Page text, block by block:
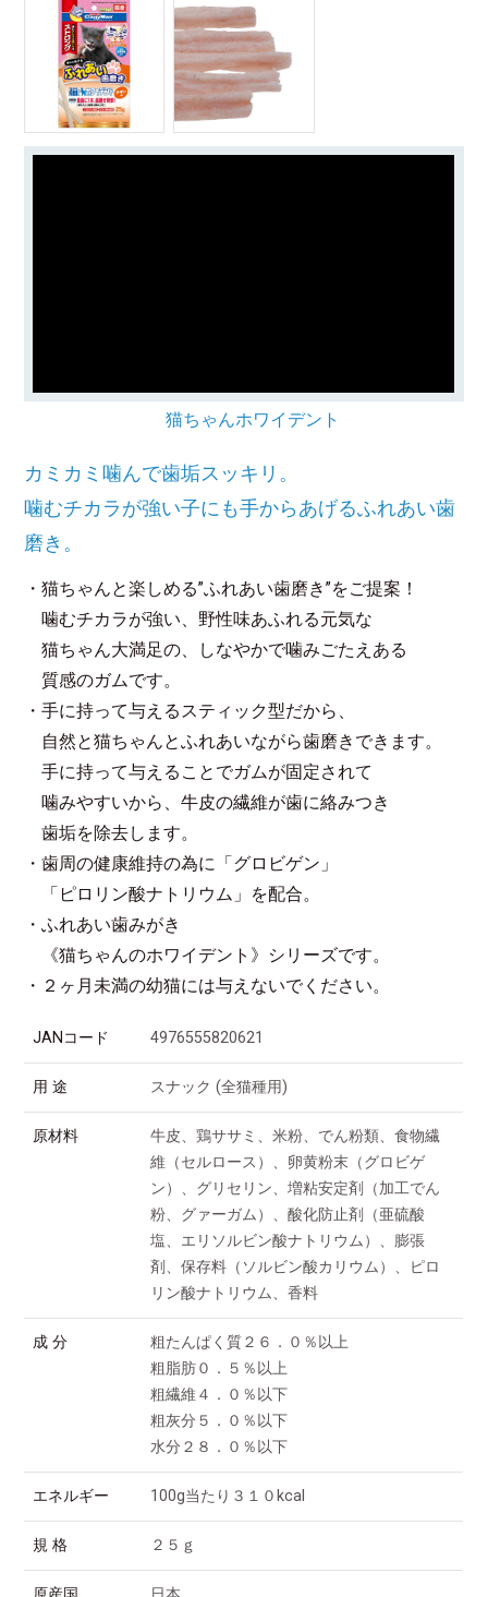
猫ちゃんホワイデント
カミカミ噛んで歯垢スッキリ。
噛むチカラが強い子にも手からあげるふれあい歯
磨き。
・猫ちゃんと楽しめる”ふれあい歯磨き”をご提案！
噛むチカラが強い、野性味あふれる元気な
猫ちゃん大満足の、しなやかで噛みごたえある
質感のガムです。
・手に持って与えるスティック型だから、
自然と猫ちゃんとふれあいながら歯磨きできます。
手に持って与えることでガムが固定されて
噛みやすいから、牛皮の繊維が歯に絡みつき
歯垢を除去します。
・歯周の健康維持の為に「グロビゲン」
「ピロリン酸ナトリウム」を配合。
・ふれあい歯みがき
《猫ちゃんのホワイデント》シリーズです。
・２ヶ月未満の幼猫には与えないでください。
JANコード 4976555820621
用 途 スナック (全猫種用)
原材料
牛皮、鶏ササミ、米粉、でん粉類、食物繊
維（セルロース）、卵黄粉末（グロビゲ
ン）、グリセリン、増粘安定剤（加工でん
粉、グァーガム）、酸化防止剤（亜硫酸
塩、エリソルビン酸ナトリウム）、膨張
剤、保存料（ソルビン酸カリウム）、ピロ
リン酸ナトリウム、香料
成 分
粗たんぱく質２６．０％以上
粗脂肪０．５％以上
粗繊維４．０％以下
粗灰分５．０％以下
水分２８．０％以下
エネルギー 100g当たり３１０kcal
規 格 ２５ｇ